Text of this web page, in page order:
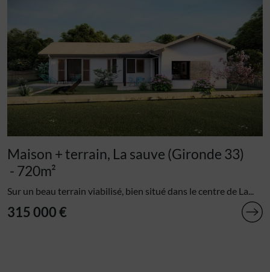
Maison + terrain, La sauve (Gironde 33)
- 720m²
Sur un beau terrain viabilisé, bien situé dans le centre de La...
315 000 €